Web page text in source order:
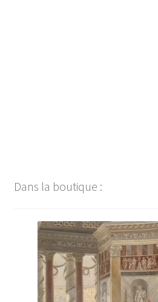
Dans la boutique :